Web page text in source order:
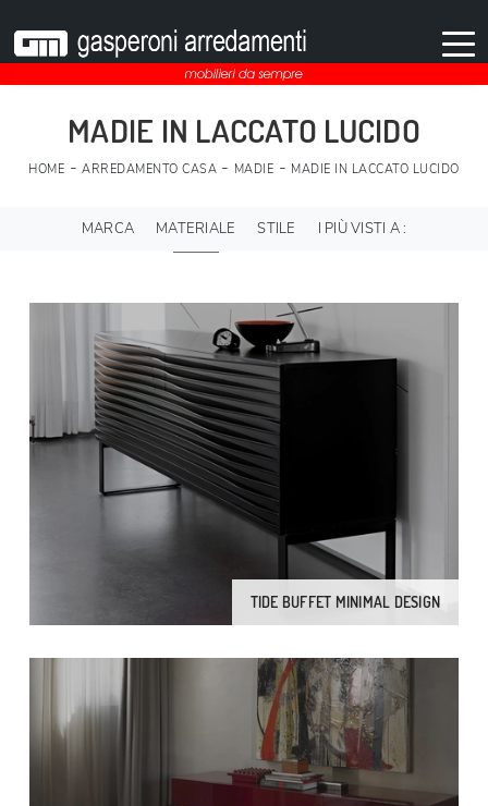
MADIE IN LACCATO LUCIDO
HOME -ARREDAMENTO CASA - MADIE - MADIE IN LACCATO LUCIDO
MARCA MATERIALE STILE I PIÙ VISTI A :
TIDE BUFFET MINIMAL DESIGN